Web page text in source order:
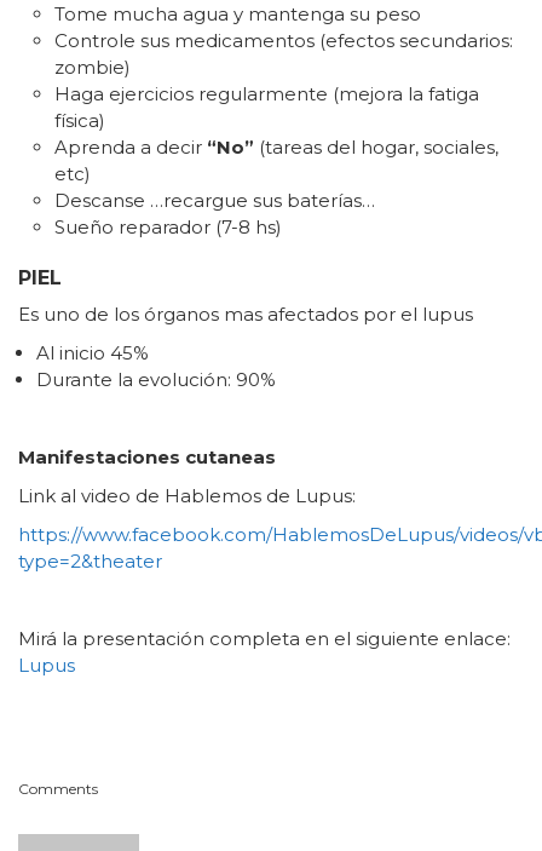
Tome mucha agua y mantenga su peso
Controle sus medicamentos (efectos secundarios:
zombie)
Haga ejercicios regularmente (mejora la fatiga
física)
Aprenda a decir “No” (tareas del hogar, sociales,
etc)
Descanse …recargue sus baterías…
Sueño reparador (7-8 hs)
PIEL
Es uno de los órganos mas afectados por el lupus
Al inicio 45%
Durante la evolución: 90%
Manifestaciones cutaneas
Link al video de Hablemos de Lupus:
https://www.facebook.com/HablemosDeLupus/videos/
type=2&theater
Mirá la presentación completa en el siguiente enlace:
Lupus
Comments